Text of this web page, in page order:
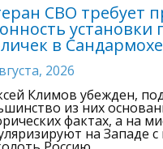
СВО требует
в Сандармохе
2026
Климов убежден,
из них
фактах, а на
на Западе